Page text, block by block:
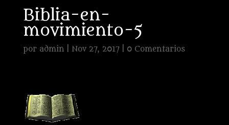
Biblia-en-
movimiento-5
por admin Nov 27, 2017| 0 Comentarios